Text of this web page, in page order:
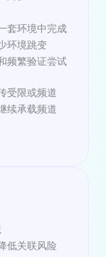
套环境中完成
环境跳变
频繁验证尝试
受限或频道
续承载频道
低关联风险